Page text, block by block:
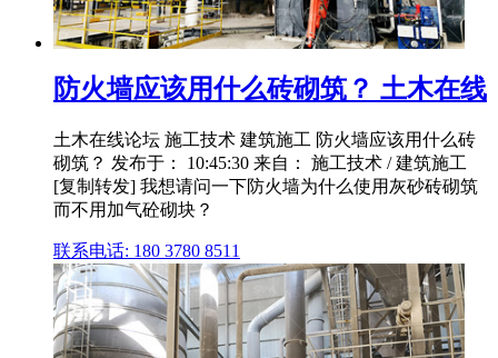
防火墙应该用什么砖砌筑？ 土木在线
土木在线论坛 施工技术 建筑施工 防火墙应该用什么砖
砌筑？ 发布于： 10:45:30 来自： 施工技术 / 建筑施工
[复制转发] 我想请问一下防火墙为什么使用灰砂砖砌筑
而不用加气砼砌块？
联系电话: 180 3780 8511